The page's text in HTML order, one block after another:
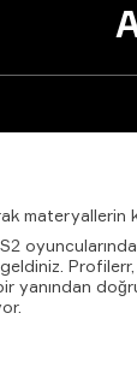
materyallerin
yanından